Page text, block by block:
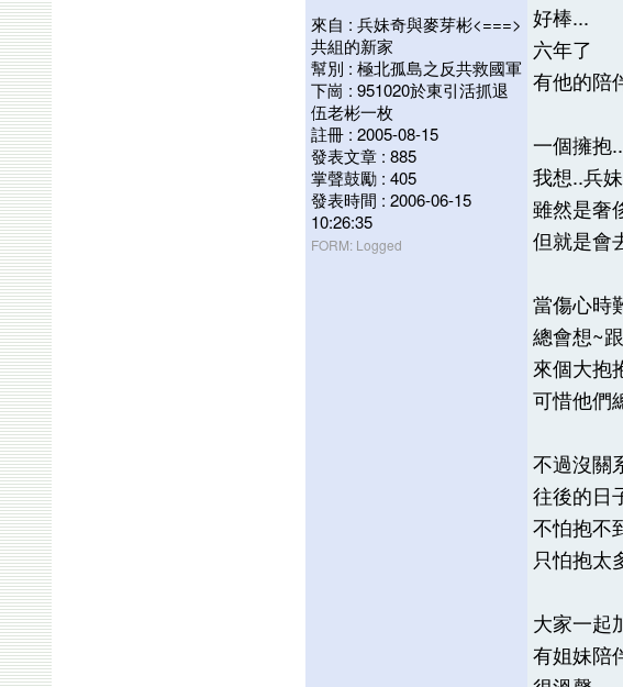
來自 : 兵妹奇與麥芽彬<===>
共組的新家
幫別 : 極北孤島之反共救國軍
下崗 : 951020於東引活抓退
伍老彬一枚
註冊 : 2005-08-15
發表文章 : 885
掌聲鼓勵 : 405
發表時間 : 2006-06-15
10:26:35
FORM: Logged
好棒...
六年了
有他的陪
一個擁抱..
我想..兵
雖然是奢
但就是會
當傷心時
總會想~
來個大抱
可惜他們
不過沒關
往後的日
不怕抱不
只怕抱太
大家一起
有姐妹陪